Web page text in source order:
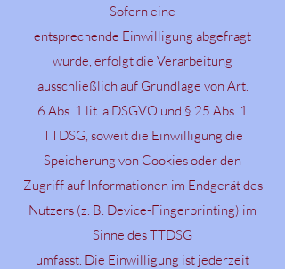
Sofern eine
entsprechende Einwilligung abgefragt
wurde, erfolgt die Verarbeitung
ausschließlich auf Grundlage von Art.
6 Abs. 1 lit. a DSGVO und § 25 Abs. 1
TTDSG, soweit die Einwilligung die
Speicherung von Cookies oder den
Zugriff auf Informationen im Endgerät des
Nutzers (z. B. Device-Fingerprinting) im
Sinne des TTDSG
umfasst. Die Einwilligung ist jederzeit